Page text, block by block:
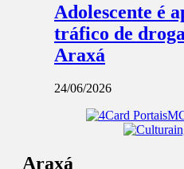
Adolescente é
tráfico de
Araxá
24/06/2026
Araxá